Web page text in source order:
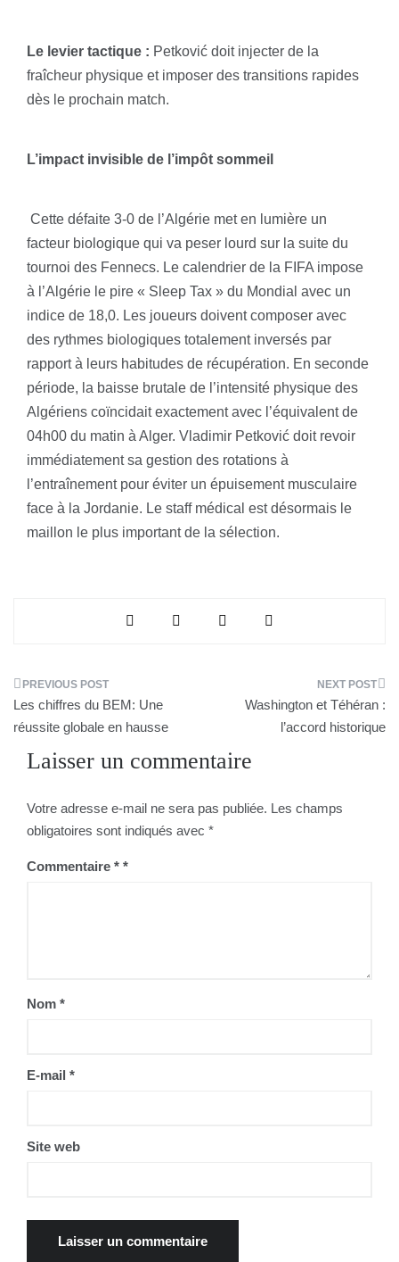
Le levier tactique : Petković doit injecter de la
fraîcheur physique et imposer des transitions rapides
dès le prochain match.
L’impact invisible de l’impôt sommeil
Cette défaite 3-0 de l’Algérie met en lumière un
facteur biologique qui va peser lourd sur la suite du
tournoi des Fennecs. Le calendrier de la FIFA impose
à l’Algérie le pire « Sleep Tax » du Mondial avec un
indice de 18,0. Les joueurs doivent composer avec
des rythmes biologiques totalement inversés par
rapport à leurs habitudes de récupération. En seconde
période, la baisse brutale de l’intensité physique des
Algériens coïncidait exactement avec l’équivalent de
04h00 du matin à Alger. Vladimir Petković doit revoir
immédiatement sa gestion des rotations à
l’entraînement pour éviter un épuisement musculaire
face à la Jordanie. Le staff médical est désormais le
maillon le plus important de la sélection.
Navigation
de
l’article
Les chiffres du BEM: Une
réussite globale en hausse
Washington et Téhéran :
l’accord historique
Laisser un commentaire
Votre adresse e-mail ne sera pas publiée. Les champs
obligatoires sont indiqués avec *
Commentaire *
Nom *
E-mail *
Site web